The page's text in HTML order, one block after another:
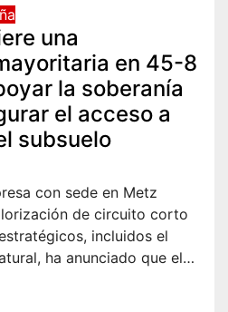
una
en 45-8
la soberanía
el acceso a
subsuelo
con sede en Metz
de circuito corto
incluidos el
ha anunciado que el…